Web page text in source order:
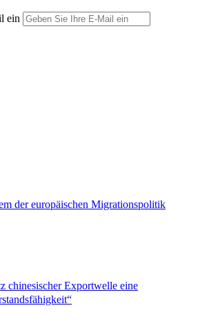
ein
der europäischen Migrationspolitik
chinesischer Exportwelle eine